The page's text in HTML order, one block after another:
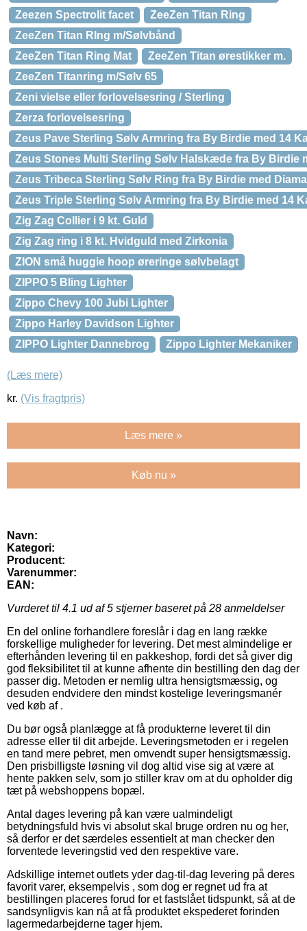
Zeezen Spectrolit facet
ZeeZen Titan Ring
ZeeZen Titan RIng m/Sølvbånd
ZeeZen Titan Ring Mat
ZeeZen Titan ørestikker m.
ZeeZen Titanring m/Sølv 65
Zeni vielse eller forlovelsesring / Sterling
Zerza forlovelsesring
Zeus Pave Sterling Sølv Armring fra By Birdie med 14
Zeus Stones Multi Sterling Sølv Halskæde fra By Birdie
Zeus Tribeca Sterling Sølv Ring fra By Birdie med
Zeus Triple Sterling Sølv Armring fra By Birdie med 14
Zig Zag Collier i 9 kt. Guld
Zig Zag ring i 8 kt. Hvidguld med Zirkonia
ZION små huggie hoop øreringe sølvbelagt
ZIPPO 5 Bling Lighter
Zippo Chevy 100 Jubi Lighter
Zippo Harley Davidson Lighter
ZIPPO Lighter Dannebrog
Zippo Lighter Mekaniker
(Læs mere)
kr. (Vis fragtpris)
Læs mere »
Køb nu »
Navn:
Kategori:
Producent:
Varenummer:
EAN:
Vurderet til 4.1 ud af 5 stjerner baseret på 28 anmeldelser
En del online forhandlere foreslår i dag en lang række
forskellige muligheder for levering. Det mest almindelige er
efterhånden levering til en pakkeshop, fordi det så giver dig
god fleksibilitet til at kunne afhente din bestilling den dag der
passer dig. Metoden er nemlig ultra hensigtsmæssig, og
desuden endvidere den mindst kostelige leveringsmanér
ved køb af .
Du bør også planlægge at få produkterne leveret til din
adresse eller til dit arbejde. Leveringsmetoden er i regelen
en tand mere pebret, men omvendt super hensigtsmæssig.
Den prisbilligste løsning vil dog altid vise sig at være at
hente pakken selv, som jo stiller krav om at du opholder dig
tæt på webshoppens bopæl.
Antal dages levering på kan være ualmindeligt
betydningsfuld hvis vi absolut skal bruge ordren nu og her,
så derfor er det særdeles essentielt at man checker den
forventede leveringstid ved den respektive vare.
Adskillige internet outlets yder dag-til-dag levering på deres
favorit varer, eksempelvis , som dog er regnet ud fra at
bestillingen placeres forud for et fastslået tidspunkt, så at de
sandsynligvis kan nå at få produktet ekspederet forinden
lagermedarbejderne tager hjem.